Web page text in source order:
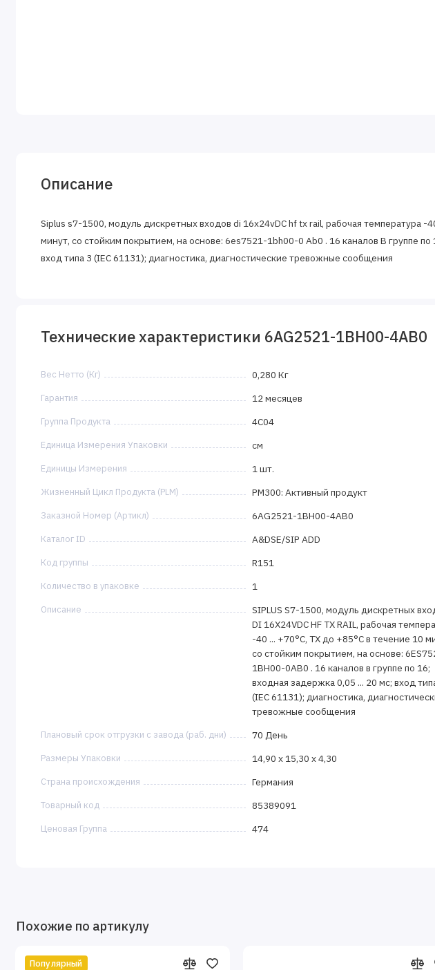
Описание
Siplus s7-1500, модуль дискретных входов di 16x24vDC hf tx rail, рабочая температура -
минут, со стойким покрытием, на основе: 6es7521-1bh00-0 Аb0 . 16 каналов В группе по
вход типа 3 (IEC 61131); диагностика, диагностические тревожные сообщения
Технические характеристики 6AG2521-1BH00-4AB0
Вес Нетто (Кг) 0,280 Кг
Гарантия 12 месяцев
Группа Продукта 4C04
Единица Измерения Упаковки см
Единицы Измерения 1 шт.
Жизненный Цикл Продукта (PLM) PM300: Активный продукт
Заказной Номер (Артикл) 6AG2521-1BH00-4AB0
Каталог ID A&DSE/SIP ADD
Код группы R151
Количество в упаковке 1
Описание
SIPLUS S7-1500, модуль дискретных
DI 16X24VDC HF TX RAIL, рабочая
-40 ... +70°C, TX до +85°C в течение 10
со стойким покрытием, на основе:
1BH00-0AB0 . 16 каналов в группе по 16;
входная задержка 0,05 ... 20 мс; вход
(IEC 61131); диагностика,
тревожные сообщения
Плановый срок отгрузки с завода (раб. дни) 70 День
Размеры Упаковки 14,90 x 15,30 x 4,30
Страна происхождения Германия
Товарный код 85389091
Ценовая Группа 474
Похожие по артикулу
Популярный